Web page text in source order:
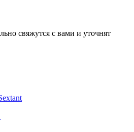
свяжутся с вами и уточнят